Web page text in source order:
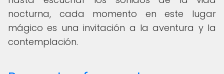
nocturna, cada momento en este lugar
mágico es una invitación a la aventura y la
contemplación.